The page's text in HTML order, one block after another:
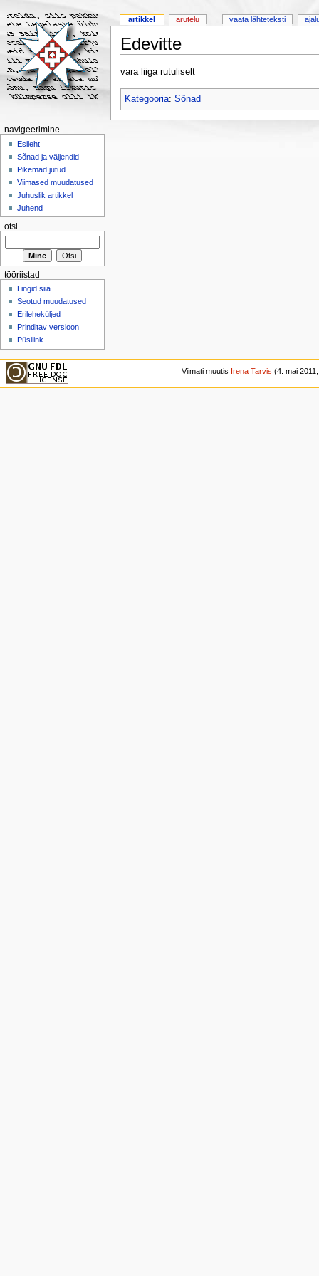
Edevitte
vara liiga rutuliselt
Kategooria: Sõnad
artikkel arutelu vaata lähteteksti
navigeerimine
Esileht
Sõnad ja väljendid
Pikemad jutud
Viimased muudatused
Juhuslik artikkel
Juhend
otsi
tööriistad
Lingid siia
Seotud muudatused
Erileheküljed
Prinditav versioon
Püsilink
Viimati muutis Irena Tarvis (4. mai